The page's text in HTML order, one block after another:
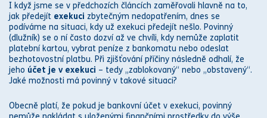
I když jsme se v předchozích článcích zaměřovali hlavně na to,
jak předejít exekuci zbytečným nedopatřením, dnes se
podíváme na situaci, kdy už exekuci předejít nešlo. Povinný
(dlužník) se o ní často dozví až ve chvíli, kdy nemůže zaplatit
platební kartou, vybrat peníze z bankomatu nebo odeslat
bezhotovostní platbu. Při zjišťování příčiny následně odhalí, že
jeho účet je v exekuci – tedy „zablokovaný“ nebo „obstavený“.
Jaké možnosti má povinný v takové situaci?
Obecně platí, že pokud je bankovní účet v exekuci, povinný